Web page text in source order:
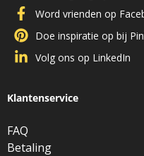
Word vrienden op
Doe inspiratie op bij
Volg ons op LinkedIn
Klantenservice
FAQ
Betaling